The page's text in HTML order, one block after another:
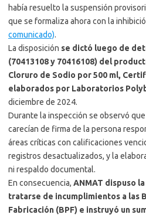
había resuelto la suspensión
que se formaliza ahora con la
comunicado).
La disposición se dictó luego de
(70413108 y 70416108) del
Cloruro de Sodio por 500 ml,
elaborados por Laboratorios
diciembre de 2024.
Durante la inspección se observó
carecían de firma de la persona
áreas críticas con calificaciones
registros desactualizados, y la
ni respaldo documental.
En consecuencia, ANMAT dispuso
tratarse de incumplimientos a las
Fabricación (BPF) e instruyó un